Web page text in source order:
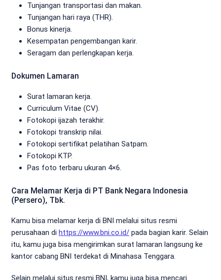
Tunjangan transportasi dan makan.
Tunjangan hari raya (THR).
Bonus kinerja.
Kesempatan pengembangan karir.
Seragam dan perlengkapan kerja.
Dokumen Lamaran
Surat lamaran kerja.
Curriculum Vitae (CV).
Fotokopi ijazah terakhir.
Fotokopi transkrip nilai.
Fotokopi sertifikat pelatihan Satpam.
Fotokopi KTP.
Pas foto terbaru ukuran 4×6.
Cara Melamar Kerja di PT Bank Negara Indonesia
(Persero), Tbk.
Kamu bisa melamar kerja di BNI melalui situs resmi
perusahaan di https://www.bni.co.id/ pada bagian karir. Selain
itu, kamu juga bisa mengirimkan surat lamaran langsung ke
kantor cabang BNI terdekat di Minahasa Tenggara.
Selain melalui situs resmi BNI, kamu juga bisa mencari